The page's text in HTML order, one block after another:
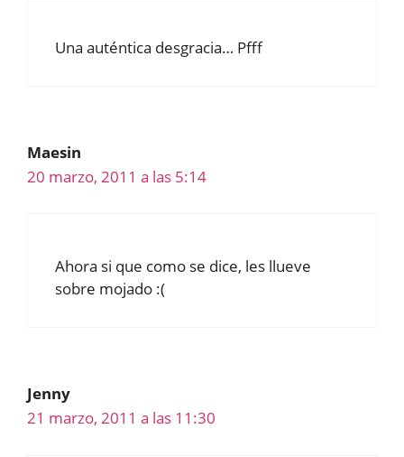
Una auténtica desgracia… Pfff
Maesin
20 marzo, 2011 a las 5:14
Ahora si que como se dice, les llueve
sobre mojado :(
Jenny
21 marzo, 2011 a las 11:30